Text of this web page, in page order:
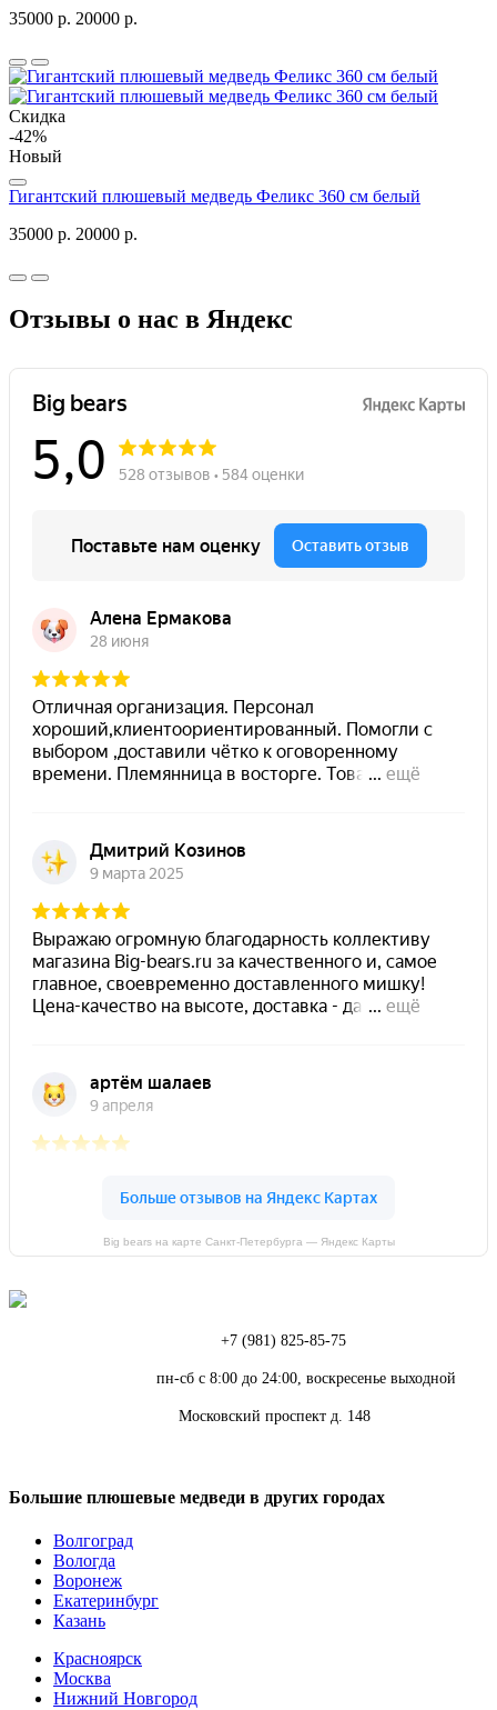
35000 р. 20000 р.
Скидка
-42%
Новый
Гигантский плюшевый медведь Феликс 360 см белый
35000 р. 20000 р.
Отзывы о нас в Яндекс
Big bears на карте Санкт‑Петербурга — Яндекс Карты
+7 (981) 825-85-75
пн-сб с 8:00 до 24:00, воскресенье выходной
Московский проспект д. 148
Большие плюшевые медведи в других городах
Волгоград
Вологда
Воронеж
Екатеринбург
Казань
Красноярск
Москва
Нижний Новгород